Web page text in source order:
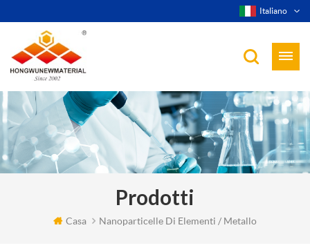
Italiano
Prodotti
Casa Nanoparticelle Di Elementi / Metallo